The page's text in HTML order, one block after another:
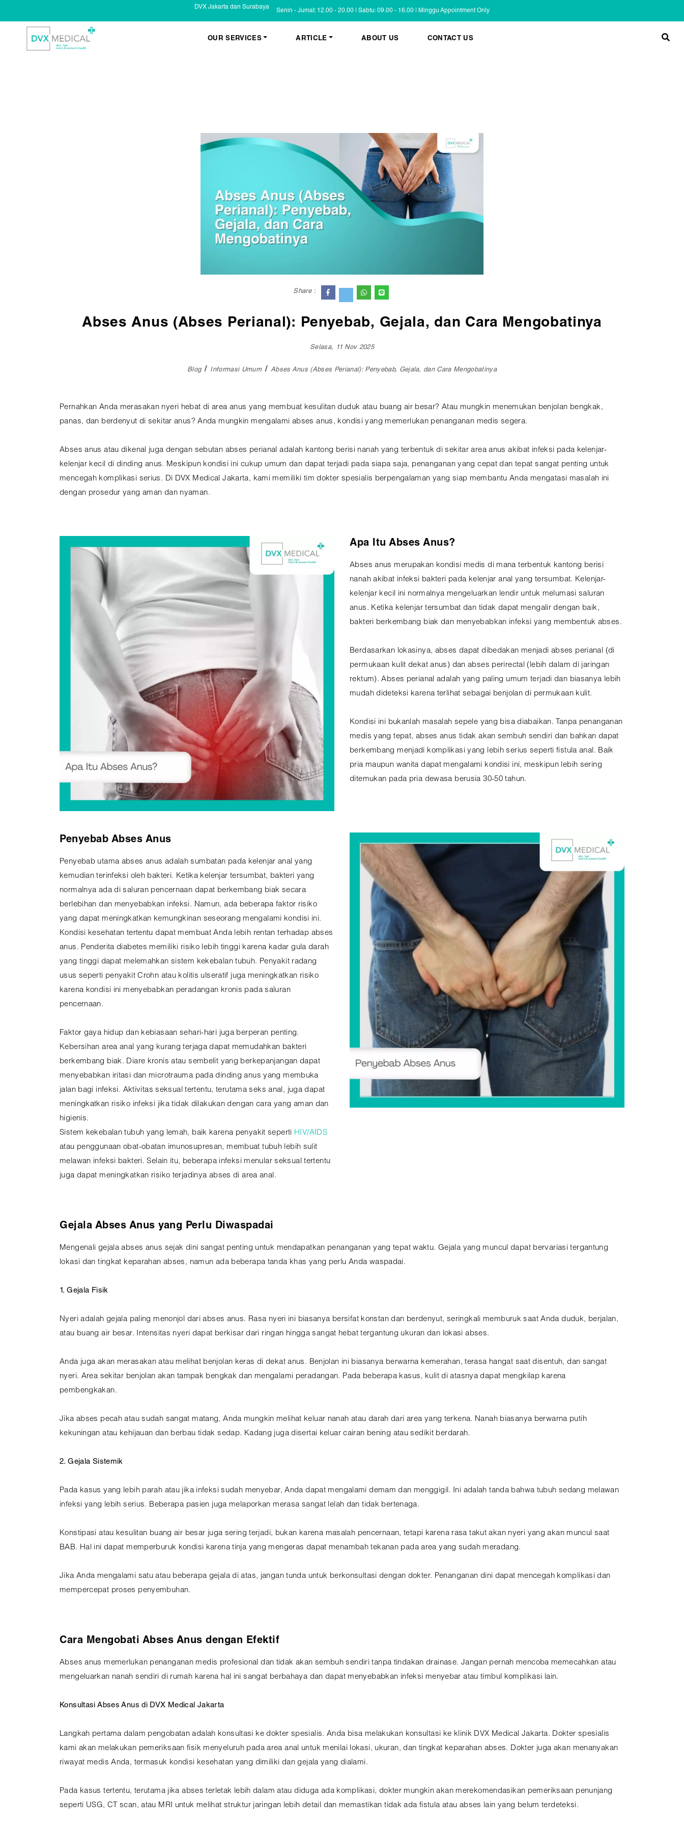
DVX Jakarta dan Surabaya
Senin - Jumat: 12.00 - 20.00 | Sabtu: 09.00 - 16.00 | Minggu Appointment Only
OUR SERVICES
Eczema
Masalah Kulit Lain
Infeksi
Keluhan Kulit
Non Infeksi
ARTICLE
Informasi Umum
Cerita Pasien
ABOUT US CONTACT US
Share :
Abses Anus (Abses Perianal): Penyebab, Gejala, dan Cara Mengobatinya
Selasa, 11 Nov 2025
Blog Informasi Umum Abses Anus (Abses Perianal): Penyebab, Gejala, dan Cara Mengobatinya
Pernahkan Anda merasakan nyeri hebat di area anus yang membuat kesulitan duduk atau buang air besar? Atau mungkin menemukan benjolan bengkak,
panas, dan berdenyut di sekitar anus? Anda mungkin mengalami abses anus, kondisi yang memerlukan penanganan medis segera.
Abses anus atau dikenal juga dengan sebutan abses perianal adalah kantong berisi nanah yang terbentuk di sekitar area anus akibat infeksi pada kelenjar-
kelenjar kecil di dinding anus. Meskipun kondisi ini cukup umum dan dapat terjadi pada siapa saja, penanganan yang cepat dan tepat sangat penting untuk
mencegah komplikasi serius. Di DVX Medical Jakarta, kami memiliki tim dokter spesialis berpengalaman yang siap membantu Anda mengatasi masalah ini
dengan prosedur yang aman dan nyaman.
Apa Itu Abses Anus?
Abses anus merupakan kondisi medis di mana terbentuk kantong berisi
nanah akibat infeksi bakteri pada kelenjar anal yang tersumbat. Kelenjar-
kelenjar kecil ini normalnya mengeluarkan lendir untuk melumasi saluran
anus. Ketika kelenjar tersumbat dan tidak dapat mengalir dengan baik,
bakteri berkembang biak dan menyebabkan infeksi yang membentuk abses.
Berdasarkan lokasinya, abses dapat dibedakan menjadi abses perianal (di
permukaan kulit dekat anus) dan abses perirectal (lebih dalam di jaringan
rektum). Abses perianal adalah yang paling umum terjadi dan biasanya lebih
mudah dideteksi karena terlihat sebagai benjolan di permukaan kulit.
Kondisi ini bukanlah masalah sepele yang bisa diabaikan. Tanpa penanganan
medis yang tepat, abses anus tidak akan sembuh sendiri dan bahkan dapat
berkembang menjadi komplikasi yang lebih serius seperti fistula anal. Baik
pria maupun wanita dapat mengalami kondisi ini, meskipun lebih sering
ditemukan pada pria dewasa berusia 30-50 tahun.
Penyebab Abses Anus
Penyebab utama abses anus adalah sumbatan pada kelenjar anal yang
kemudian terinfeksi oleh bakteri. Ketika kelenjar tersumbat, bakteri yang
normalnya ada di saluran pencernaan dapat berkembang biak secara
berlebihan dan menyebabkan infeksi. Namun, ada beberapa faktor risiko
yang dapat meningkatkan kemungkinan seseorang mengalami kondisi ini.
Kondisi kesehatan tertentu dapat membuat Anda lebih rentan terhadap abses
anus. Penderita diabetes memiliki risiko lebih tinggi karena kadar gula darah
yang tinggi dapat melemahkan sistem kekebalan tubuh. Penyakit radang
usus seperti penyakit Crohn atau kolitis ulseratif juga meningkatkan risiko
karena kondisi ini menyebabkan peradangan kronis pada saluran
pencernaan.
Faktor gaya hidup dan kebiasaan sehari-hari juga berperan penting.
Kebersihan area anal yang kurang terjaga dapat memudahkan bakteri
berkembang biak. Diare kronis atau sembelit yang berkepanjangan dapat
menyebabkan iritasi dan microtrauma pada dinding anus yang membuka
jalan bagi infeksi. Aktivitas seksual tertentu, terutama seks anal, juga dapat
meningkatkan risiko infeksi jika tidak dilakukan dengan cara yang aman dan
higienis.
Sistem kekebalan tubuh yang lemah, baik karena penyakit seperti HIV/AIDS
atau penggunaan obat-obatan imunosupresan, membuat tubuh lebih sulit
melawan infeksi bakteri. Selain itu, beberapa infeksi menular seksual tertentu
juga dapat meningkatkan risiko terjadinya abses di area anal.
Gejala Abses Anus yang Perlu Diwaspadai
Mengenali gejala abses anus sejak dini sangat penting untuk mendapatkan penanganan yang tepat waktu. Gejala yang muncul dapat bervariasi tergantung
lokasi dan tingkat keparahan abses, namun ada beberapa tanda khas yang perlu Anda waspadai.
1. Gejala Fisik
Nyeri adalah gejala paling menonjol dari abses anus. Rasa nyeri ini biasanya bersifat konstan dan berdenyut, seringkali memburuk saat Anda duduk, berjalan,
atau buang air besar. Intensitas nyeri dapat berkisar dari ringan hingga sangat hebat tergantung ukuran dan lokasi abses.
Anda juga akan merasakan atau melihat benjolan keras di dekat anus. Benjolan ini biasanya berwarna kemerahan, terasa hangat saat disentuh, dan sangat
nyeri. Area sekitar benjolan akan tampak bengkak dan mengalami peradangan. Pada beberapa kasus, kulit di atasnya dapat mengkilap karena
pembengkakan.
Jika abses pecah atau sudah sangat matang, Anda mungkin melihat keluar nanah atau darah dari area yang terkena. Nanah biasanya berwarna putih
kekuningan atau kehijauan dan berbau tidak sedap. Kadang juga disertai keluar cairan bening atau sedikit berdarah.
2. Gejala Sistemik
Pada kasus yang lebih parah atau jika infeksi sudah menyebar, Anda dapat mengalami demam dan menggigil. Ini adalah tanda bahwa tubuh sedang melawan
infeksi yang lebih serius. Beberapa pasien juga melaporkan merasa sangat lelah dan tidak bertenaga.
Konstipasi atau kesulitan buang air besar juga sering terjadi, bukan karena masalah pencernaan, tetapi karena rasa takut akan nyeri yang akan muncul saat
BAB. Hal ini dapat memperburuk kondisi karena tinja yang mengeras dapat menambah tekanan pada area yang sudah meradang.
Jika Anda mengalami satu atau beberapa gejala di atas, jangan tunda untuk berkonsultasi dengan dokter. Penanganan dini dapat mencegah komplikasi dan
mempercepat proses penyembuhan.
Cara Mengobati Abses Anus dengan Efektif
Abses anus memerlukan penanganan medis profesional dan tidak akan sembuh sendiri tanpa tindakan drainase. Jangan pernah mencoba memecahkan atau
mengeluarkan nanah sendiri di rumah karena hal ini sangat berbahaya dan dapat menyebabkan infeksi menyebar atau timbul komplikasi lain.
Konsultasi Abses Anus di DVX Medical Jakarta
Langkah pertama dalam pengobatan adalah konsultasi ke dokter spesialis. Anda bisa melakukan konsultasi ke klinik DVX Medical Jakarta. Dokter spesialis
kami akan melakukan pemeriksaan fisik menyeluruh pada area anal untuk menilai lokasi, ukuran, dan tingkat keparahan abses. Dokter juga akan menanyakan
riwayat medis Anda, termasuk kondisi kesehatan yang dimiliki dan gejala yang dialami.
Pada kasus tertentu, terutama jika abses terletak lebih dalam atau diduga ada komplikasi, dokter mungkin akan merekomendasikan pemeriksaan penunjang
seperti USG, CT scan, atau MRI untuk melihat struktur jaringan lebih detail dan memastikan tidak ada fistula atau abses lain yang belum terdeteksi.